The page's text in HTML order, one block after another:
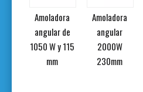
Amoladora
angular de
1050 W y 115
mm
Amoladora
angular
2000W
230mm